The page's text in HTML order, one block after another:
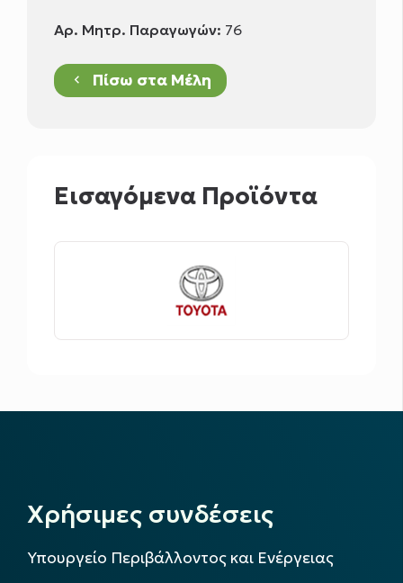
Αρ. Μητρ. Παραγωγών: 76
keyboard_arrow_left Πίσω στα Μέλη
Εισαγόμενα Προϊόντα
Χρήσιμες συνδέσεις
Υπουργείο Περιβάλλοντος και Ενέργειας